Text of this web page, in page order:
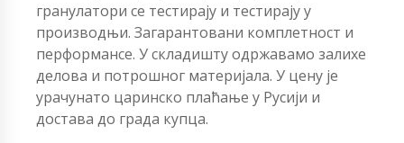
гранулатори се тестирају и тестирају у
производњи. Загарантовани комплетност и
перформансе. У складишту одржавамо залихе
делова и потрошног материјала. У цену је
урачунато царинско плаћање у Русији и
достава до града купца.